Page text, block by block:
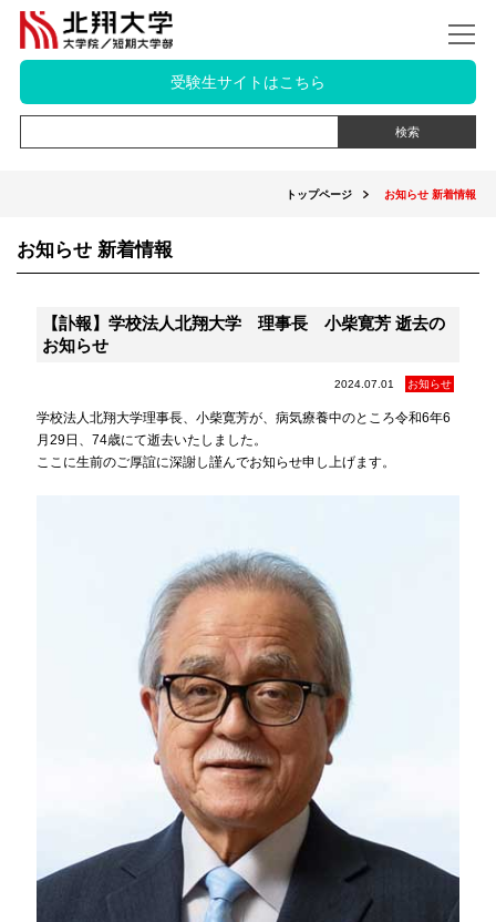
受験生サイトはこちら
トップページ お知らせ 新着情報
お知らせ 新着情報
【訃報】学校法人北翔大学 理事長 小柴寛芳 逝去の
お知らせ
2024.07.01 お知らせ
学校法人北翔大学理事長、小柴寛芳が、病気療養中のところ令和6年6
月29日、74歳にて逝去いたしました。
ここに生前のご厚誼に深謝し謹んでお知らせ申し上げます。